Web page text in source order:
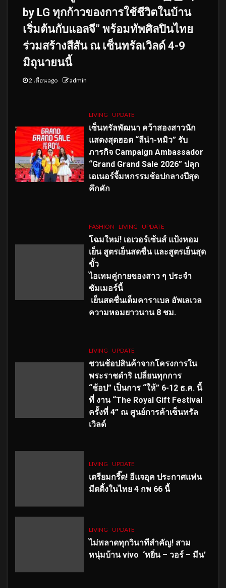
by LG ทุกก้าวของการใช้ชีวิตในบ้าน
เริ่มต้นกับแอลจี” พร้อมทัพศิลปินไทย
ร่วมสร้างสีสัน ณ เซ็นทรัลเวิลด์ 4-9
มิถุนายนนี้
2 เดือน ago admin
LIVING UPDATE
เซ็นทรัลพัฒนา คว้าสองสาวนัก
แสดงสุดฮอต “ลีน่า-หมิว” รับ
ภารกิจ Campaign Ambassador
“Grand Grand Sale 2026” ปลุก
เอเนอร์จี้มหกรรมช้อปกลางปีสุด
คึกคัก
FASHION LIVING UPDATE
โฉมใหม่! เอเวอร์เซ้นส์ แป้งหอม
เย็น สูตรเย็นสดชื่น และสูตรเย็นสุด
ขั้ว
ไอเทมคู่กายของสาว ๆ ประจำ
ซัมเมอร์นี้
เย็นสดชื่นเต็มคาราเบล อัพเลเวล
ความหอมยาวนาน 8 ชม.
LIVING UPDATE
ชวนช้อปสินค้าจากโครงการใน
พระราชดำริ เปลี่ยนทุกการ
“ช้อป” เป็นการ “ให้” 6-12 ธ.ค. นี้
ที่ งาน “The Royal Gift Festival
ครั้งที่ 4” ณ ศูนย์การค้าเซ็นทรัล
เวิลด์
LIVING UPDATE
เตรียมกรี๊ด! อีแจอุค ประกาศแฟน
มีตติ้งในไทย 4 กพ 66 นี้
LIVING UPDATE
ไม่พลาดทุกวินาทีสำคัญ! สาม
หนุ่มบ้าน vivo ‘หยิ่น – วอร์ – มีน’